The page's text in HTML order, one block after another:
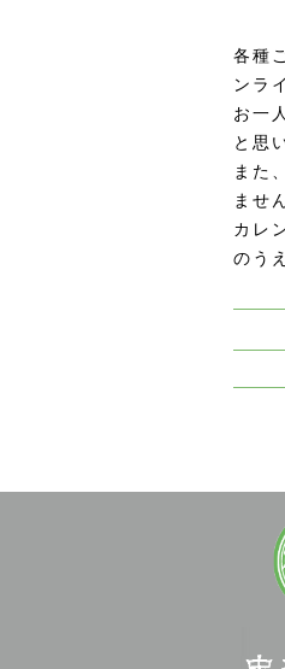
各種
ンラ
お一
と思
また
ませ
カレ
のう